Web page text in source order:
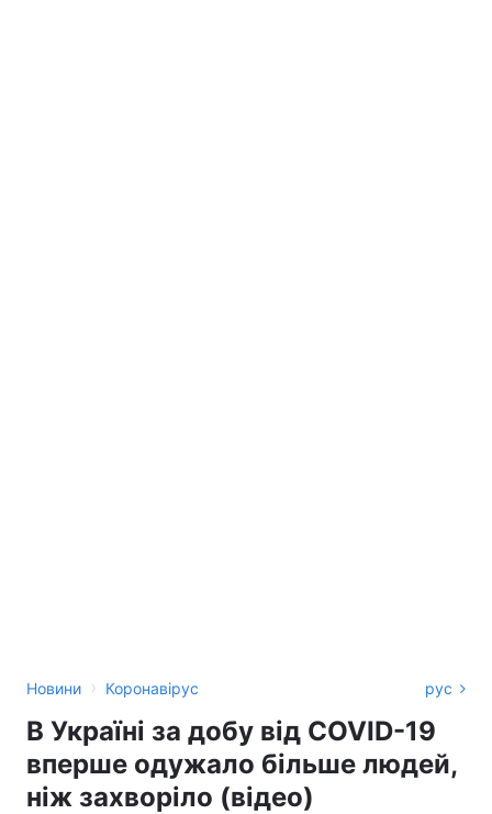
Новини › Коронавірус рус
В Україні за добу від COVID-19
вперше одужало більше людей,
ніж захворіло (відео)